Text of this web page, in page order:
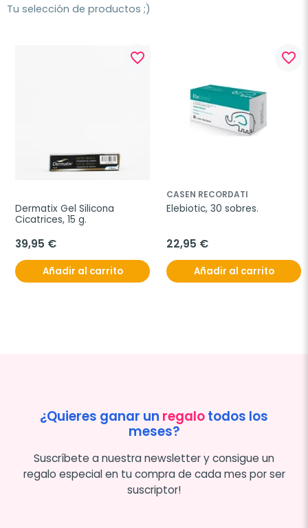
Tu selección de productos ;)
favorite_border
Dermatix Gel Silicona
Cicatrices, 15 g.
39,95 €
Añadir al carrito
favorite_border
CASEN RECORDATI
Elebiotic, 30 sobres.
22,95 €
Añadir al carrito
¿Quieres ganar un regalotodos los
meses?
Suscríbete a nuestra newsletter y consigue un
regalo especial en tu compra de cada mes por ser
suscriptor!